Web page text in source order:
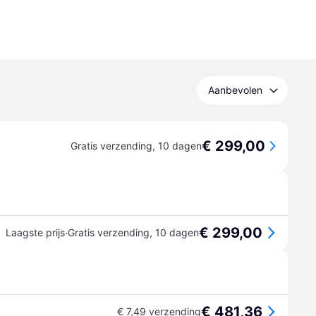
Aanbevolen
Gratis verzending, 10 dagen€ 299,00
Laagste prijs·Gratis verzending, 10 dagen€ 299,00
€ 7,49 verzending€ 481,36